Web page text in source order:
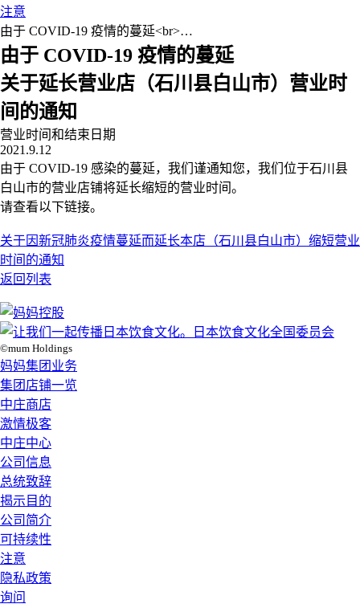
注意
由于 COVID-19 疫情的蔓延<br>…
由于 COVID-19 疫情的蔓延
关于延长营业店（石川县白山市）营业时
间的通知
营业时间和结束日期
2021.9.12
由于 COVID-19 感染的蔓延，我们谨通知您，我们位于石川县
白山市的营业店铺将延长缩短的营业时间。
请查看以下链接。
关于因新冠肺炎疫情蔓延而延长本店（石川县白山市）缩短营业
时间的通知
返回列表
©mum Holdings
妈妈集团业务
集团店铺一览
中庄商店
激情极客
中庄中心
公司信息
总统致辞
揭示目的
公司简介
可持续性
注意
隐私政策
询问